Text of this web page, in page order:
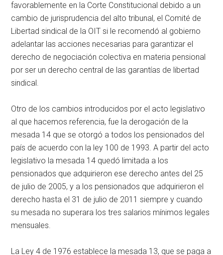
favorablemente en la Corte Constitucional debido a un
cambio de jurisprudencia del alto tribunal, el Comité de
Libertad sindical de la OIT si le recomendó al gobierno
adelantar las acciones necesarias para garantizar el
derecho de negociación colectiva en materia pensional
por ser un derecho central de las garantías de libertad
sindical.
Otro de los cambios introducidos por el acto legislativo
al que hacemos referencia, fue la derogación de la
mesada 14 que se otorgó a todos los pensionados del
país de acuerdo con la ley 100 de 1993. A partir del acto
legislativo la mesada 14 quedó limitada a los
pensionados que adquirieron ese derecho antes del 25
de julio de 2005, y a los pensionados que adquirieron el
derecho hasta el 31 de julio de 2011 siempre y cuando
su mesada no superara los tres salarios mínimos legales
mensuales.
La Ley 4 de 1976 establece la mesada 13, que se paga a